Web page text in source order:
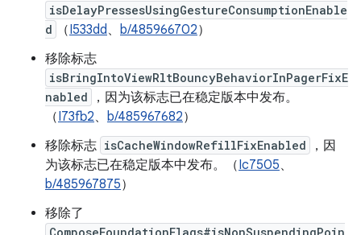
isDelayPressesUsingGestureConsumptionEnable
d
（I533dd、 b/485966702）
移除标志
isBringIntoViewRltBouncyBehaviorInPagerFixE
nabled
，因为该标志已在稳定版本中发布。
（I73fb2、 b/485967682）
移除标志 isCacheWindowRefillFixEnabled
，因
为该标志已在稳定版本中发布。（Ic7505、
b/485967875）
移除了